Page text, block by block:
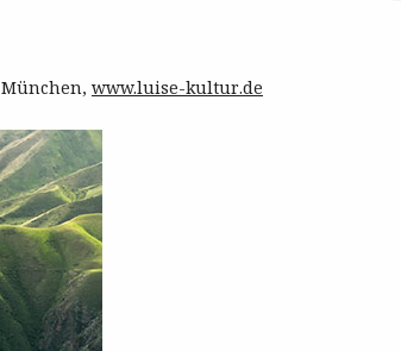
www.luise-kultur.de